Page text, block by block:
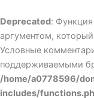
Deprecated: Функция
аргументом, который
Условные
поддерживаемыми
/home/a0778596/
includes/
к
содержимому